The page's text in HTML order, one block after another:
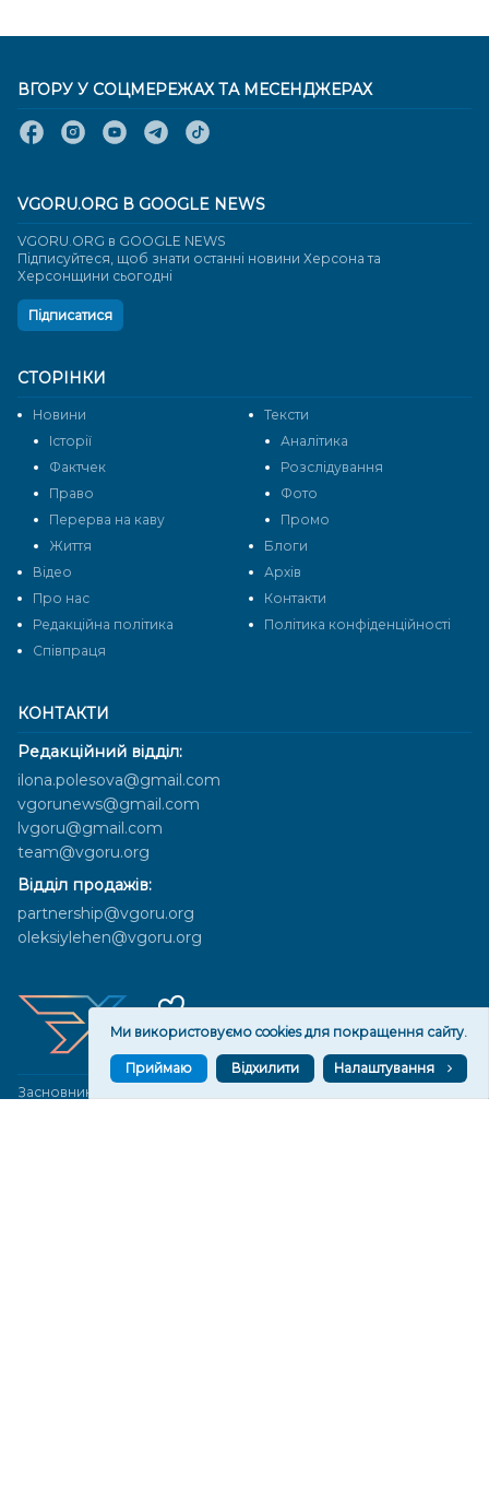
КОНТАКТИ
Редакційний відділ:
ilona.polesova@gmail.com
vgorunews@gmail.com
lvgoru@gmail.com
team@vgoru.org
Відділ продажів:
partnership@vgoru.org
oleksiylehen@vgoru.org
Засновник медіа «Вгору» Благодійна організація «Фонд
СТОРІНКИ
Новини
Тексти
Історії
Аналітика
Фактчек
Розслідування
Право
Фото
Перерва на каву
Промо
Життя
Блоги
Відео
Архів
Про нас
Контакти
Редакційна політика
Політика конфіденційності
Cпівпраця
ВГОРУ У СОЦМЕРЕЖАХ ТА МЕСЕНДЖЕРАХ
VGORU.ORG В GOOGLE NEWS
VGORU.ORG в GOOGLE NEWS
Підписуйтеся, щоб знати останні новини Херсона та
Херсонщини сьогодні
Підписатися
Ми використовуємо cookies для покращення сайту.
Приймаю Відхилити Налаштування